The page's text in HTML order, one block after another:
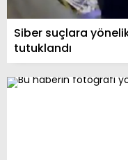
Siber suçlara
tutuklandı